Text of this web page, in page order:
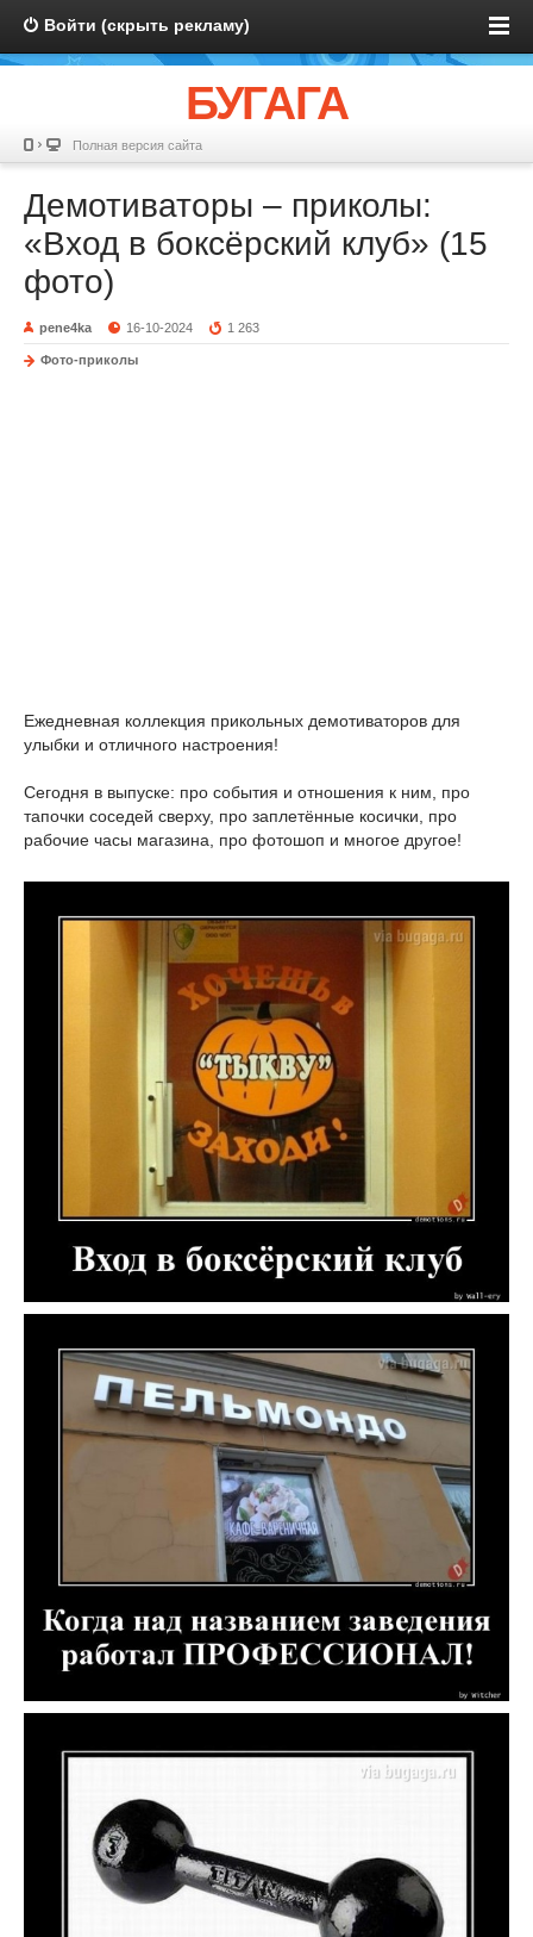
Войти (скрыть рекламу)
БУГАГА
Полная версия сайта
Демотиваторы – приколы:
«Вход в боксёрский клуб» (15
фото)
pene4ka 16-10-2024 1 263
Фото-приколы
Ежедневная коллекция прикольных демотиваторов для
улыбки и отличного настроения!
Сегодня в выпуске: про события и отношения к ним, про
тапочки соседей сверху, про заплетённые косички, про
рабочие часы магазина, про фотошоп и многое другое!